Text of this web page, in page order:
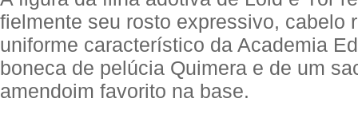
fielmente seu rosto expressivo, cabelo
uniforme característico da Academia
boneca de pelúcia Quimera e de um
amendoim favorito na base.